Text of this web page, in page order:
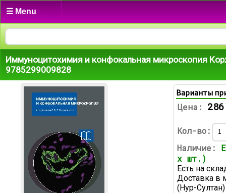
☰ Menu
Иммуноцитохимия и конфокальная микроскопия
9785299009828
Варианты
Цена:
Кол-во:
Наличие:
х шт.)
Есть на
Доставка в
(Нур-